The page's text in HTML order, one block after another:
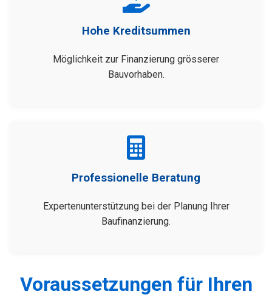
Hohe Kreditsummen
Möglichkeit zur Finanzierung grösserer
Bauvorhaben.
Professionelle Beratung
Expertenunterstützung bei der Planung Ihrer
Baufinanzierung.
Voraussetzungen für Ihren